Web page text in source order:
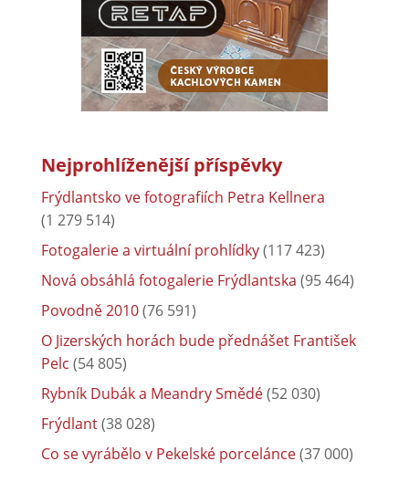
Nejprohlíženější příspěvky
Frýdlantsko ve fotografiích Petra Kellnera
(1 279 514)
Fotogalerie a virtuální prohlídky(117 423)
Nová obsáhlá fotogalerie Frýdlantska (95 464)
Povodně 2010(76 591)
O Jizerských horách bude přednášet František
Pelc (54 805)
Rybník Dubák a Meandry Smědé(52 030)
Frýdlant(38 028)
Co se vyrábělo v Pekelské porcelánce(37 000)